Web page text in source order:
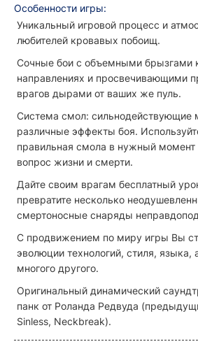
Особенности игры:
Уникальный игровой процесс и
любителей кровавых побоищ.
Сочные бои с объемными брызгами
направлениях и просвечивающими
врагов дырами от ваших же пуль.
Система смол: сильнодействующие
различные эффекты боя.
правильная смола в нужный
вопрос жизни и смерти.
Дайте своим врагам бесплатный
превратите несколько
смертоносные снаряды
С продвижением по миру игры Вы
эволюции технологий, стиля, языка,
многого другого.
Оригинальный динамический
панк от Роланда Редвуда
Sinless, Neckbreak).